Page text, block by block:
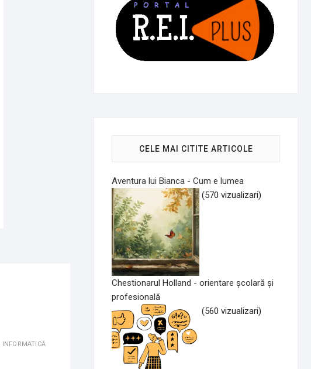
INFORMATICĂ
CELE MAI CITITE ARTICOLE
Aventura lui Bianca - Cum e lumea
(570 vizualizari)
Chestionarul Holland - orientare școlară și
profesională
(560 vizualizari)